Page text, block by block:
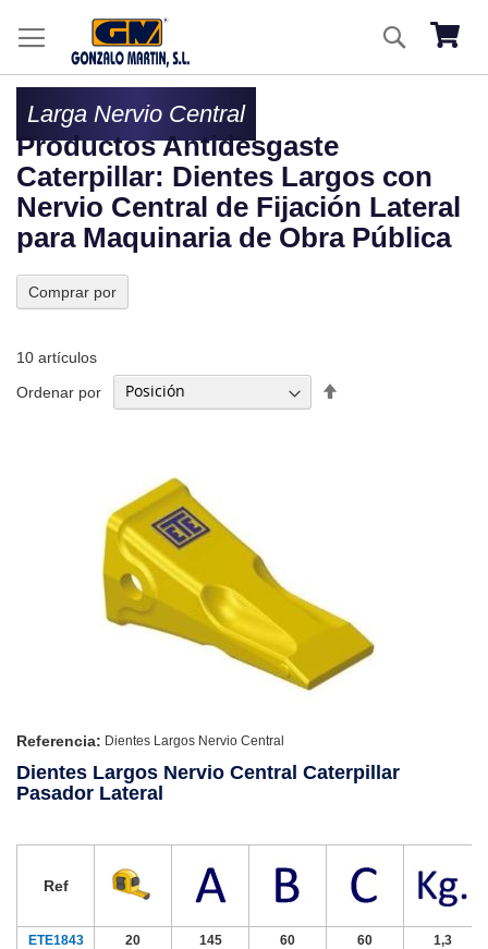
Mi
Buscar
Larga Nervio Central
Productos Antidesgaste
Caterpillar: Dientes Largos con
Nervio Central de Fijación Lateral
para Maquinaria de Obra Pública
10 artículos
Ordenar por
Referencia: Dientes Largos Nervio Central
Dientes Largos Nervio Central Caterpillar
Pasador Lateral
Ref
ETE1843 20 145 60 60
1,3
Comprar por